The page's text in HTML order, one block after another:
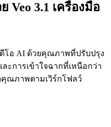
Veo 3.1 เครื่องมือ
ดีโอ AI ด้วยคุณภาพที่ปรับปรุง
ะการเข้าใจฉากที่เหนือกว่า
คุณภาพตามเวิร์กโฟลว์